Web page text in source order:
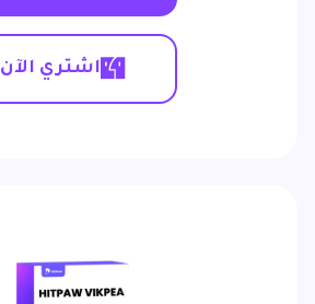
اشتري الآن